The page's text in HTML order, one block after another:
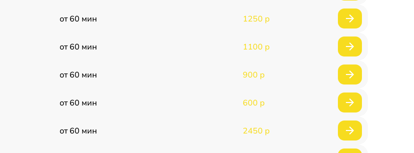
от 60 мин 1250 р
от 60 мин 1100 р
от 60 мин 900 р
от 60 мин 600 р
от 60 мин 2450 р